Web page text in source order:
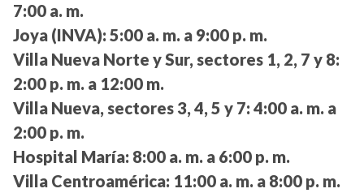
7:00 a. m.
Joya (INVA): 5:00 a. m. a 9:00 p. m.
Villa Nueva Norte y Sur, sectores 1, 2, 7 y 8:
2:00 p. m. a 12:00 m.
Villa Nueva, sectores 3, 4, 5 y 7: 4:00 a. m. a
2:00 p. m.
Hospital María: 8:00 a. m. a 6:00 p. m.
Villa Centroamérica: 11:00 a. m. a 8:00 p. m.